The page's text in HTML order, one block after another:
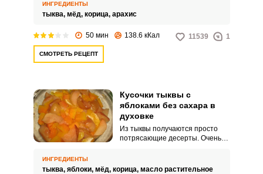
просто, с этим рецептом
хозяюшка.
ИНГРЕДИЕНТЫ
тыква, мёд, корица, арахис
50 мин 138.6 кКал 11539 1
СМОТРЕТЬ РЕЦЕПТ
Кусочки тыквы с
яблоками без сахара в
духовке
Из тыквы получаются просто
потрясающие десерты. Очень
ИНГРЕДИЕНТЫ
тыква, яблоки, мёд, корица, масло растительное